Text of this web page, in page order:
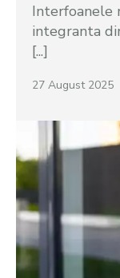
Interfoanele
integranta
[...]
27 August 2025